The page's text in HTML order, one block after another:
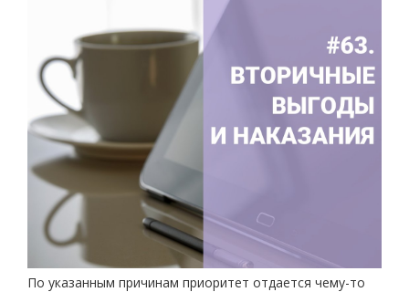
По указанным причинам приоритет отдается чему-то